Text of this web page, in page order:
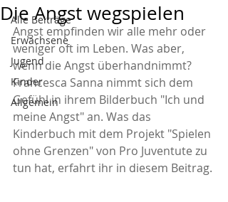
Alle Beiträge
Erwachsene
Jugend
Kinder
Allgemein
Die Angst wegspielen
Angst empfinden wir alle mehr oder
weniger oft im Leben. Was aber,
wenn die Angst überhandnimmt?
Francesca Sanna nimmt sich dem
Gefühl in ihrem Bilderbuch "Ich und
meine Angst" an. Was das
Kinderbuch mit dem Projekt "Spielen
ohne Grenzen" von Pro Juventute zu
tun hat, erfahrt ihr in diesem Beitrag.